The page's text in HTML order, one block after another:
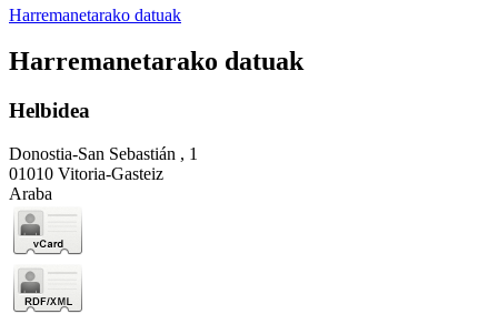
Harremanetarako datuak
Harremanetarako datuak
Helbidea
Donostia-San Sebastián , 1
01010 Vitoria-Gasteiz
Araba